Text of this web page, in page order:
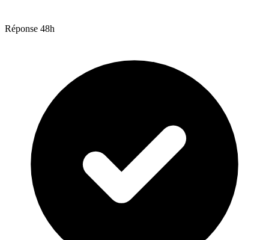
Réponse 48h